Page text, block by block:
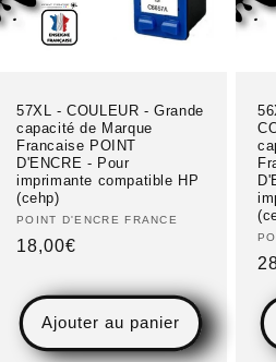
57XL - COULEUR - Grande
capacité de Marque
Francaise POINT
D'ENCRE - Pour
imprimante compatible HP
(cehp)
Fournisseur :
POINT D'ENCRE FRANCE
Prix
18,00€
Ajouter au panier